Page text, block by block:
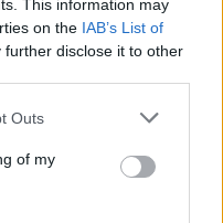
This information may
on the IAB’s List of
further disclose it to other
Outs
of my
την
κάνει να νοιώθετε
αυτό, ίσως να
σώσει ζωές! Η